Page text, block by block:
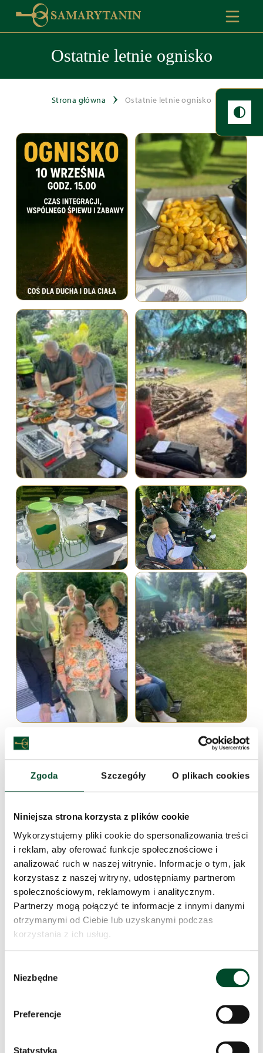
Zgoda Szczegóły O plikach cookies
Niniejsza strona korzysta z plików cookie
Wykorzystujemy pliki cookie do spersonalizowania treści
i reklam, aby oferować funkcje społecznościowe i
analizować ruch w naszej witrynie. Informacje o tym, jak
korzystasz z naszej witryny, udostępniamy partnerom
społecznościowym, reklamowym i analitycznym.
Partnerzy mogą połączyć te informacje z innymi danymi
otrzymanymi od Ciebie lub uzyskanymi podczas
korzystania z ich usług.
zgody
Niezbędne
Preferencje
Statystyka
Ostatnie letnie ognisko
Strona główna Ostatnie letnie ognisko